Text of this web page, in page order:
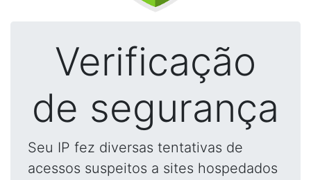
Verificação
de segurança
Seu IP fez diversas tentativas de
acessos suspeitos a sites hospedados